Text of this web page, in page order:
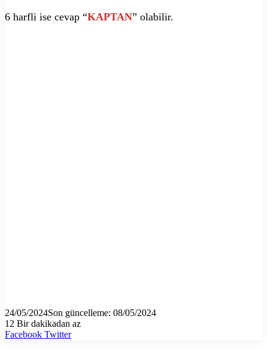
6 harfli ise cevap “KAPTAN” olabilir.
24/05/2024Son güncelleme: 08/05/2024
12 Bir dakikadan az
Facebook TwitterLinkedIn
Tumblr
Pinterest
Reddit
VKontakte
E-
Yazdır